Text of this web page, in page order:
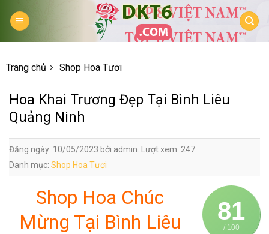
Trang chủ Shop Hoa Tươi
Hoa Khai Trương Đẹp Tại Bình Liêu
Quảng Ninh
Đăng ngày: 10/05/2023 bởi admin. Lượt xem: 247
Danh mục: Shop Hoa Tươi
81
/ 100
Shop Hoa Chúc
Mừng Tại Bình Liêu